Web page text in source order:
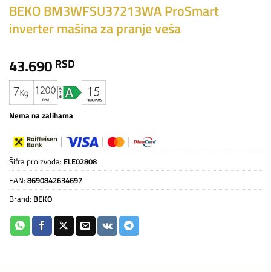
BEKO BM3WFSU37213WA ProSmart
inverter mašina za pranje veša
43.690 RSD
Nema na zalihama
Šifra proizvoda: ELE02808
EAN: 8690842634697
Brand: BEKO